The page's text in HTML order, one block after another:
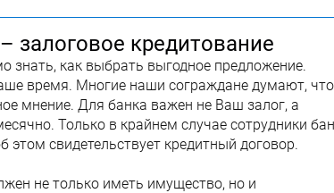
залоговое кредитование
знать, как выбрать выгодное предложение.
время. Многие наши сограждане думают, что
мнение. Для банка важен не Ваш залог, а
Только в крайнем случае сотрудники
свидетельствует кредитный договор.
не только иметь имущество, но и